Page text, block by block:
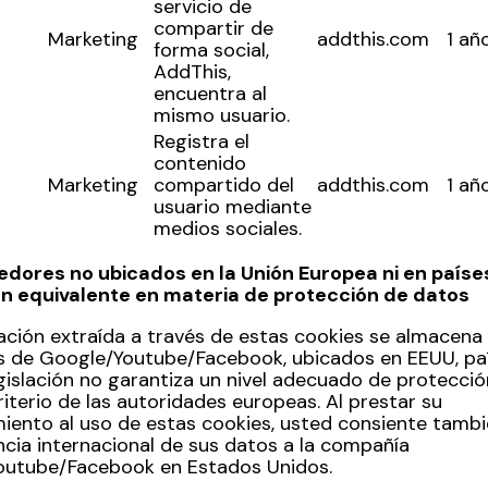
Marketing
servicio de
compartir de
forma social,
AddThis,
encuentra al
mismo usuario.
addthis.com 1
Marketing
Registra el
contenido
compartido del
usuario mediante
medios sociales.
addthis.com 1
no ubicados en la Unión Europea ni en
equivalente en materia de protección de datos
extraída a través de estas cookies se almacena
de Google/Youtube/Facebook, ubicados en EEUU,
no garantiza un nivel adecuado de
de las autoridades europeas. Al prestar su
al uso de estas cookies, usted consiente
internacional de sus datos a la compañía
Facebook en Estados Unidos.